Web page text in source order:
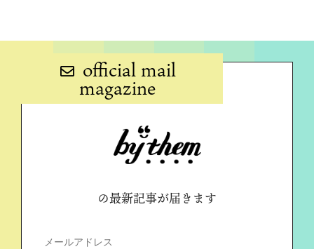
official mail
magazine
の最新記事が届きます